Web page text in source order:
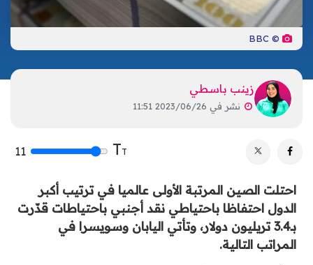
الأخبار المحلية
اتصل بنا
© BBC
زينب باسطي
نشر في 2023/06/26 11:51
TT
11
احتلت الصين المرتبة الأولى عالميا في ترتيب أكبر
الدول احتفاظا باحتياطي نقد أجنبي باحتياطات قدّرت
بـ3.4 تريليون دولار، وتأتي اليابان وسويسرا في
المراتب التالية.